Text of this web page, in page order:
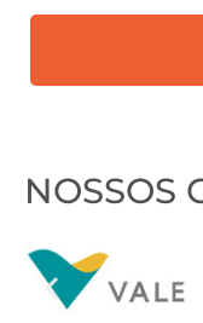
receber
contato?
NOSSOS